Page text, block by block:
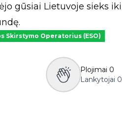
gūsiai Lietuvoje sieks iki
Skirstymo Operatorius (ESO)
Plojimai 0
Lankytojai 0